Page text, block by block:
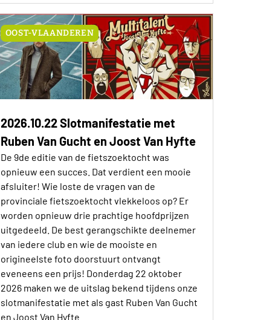
OOST-VLAANDEREN
2026.10.22 Slotmanifestatie met
Ruben Van Gucht en Joost Van Hyfte
De 9de editie van de fietszoektocht was
opnieuw een succes. Dat verdient een mooie
afsluiter! Wie loste de vragen van de
provinciale fietszoektocht vlekkeloos op? Er
worden opnieuw drie prachtige hoofdprijzen
uitgedeeld. De best gerangschikte deelnemer
van iedere club en wie de mooiste en
origineelste foto doorstuurt ontvangt
eveneens een prijs! Donderdag 22 oktober
2026 maken we de uitslag bekend tijdens onze
slotmanifestatie met als gast Ruben Van Gucht
en Joost Van Hyfte